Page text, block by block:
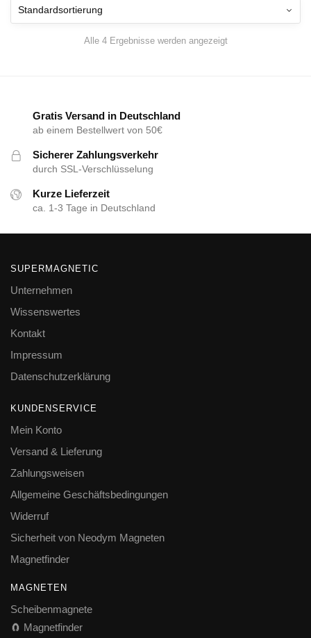
Alle 4 Ergebnisse werden angezeigt
Gratis Versand in Deutschland
ab einem Bestellwert von 50€
Sicherer Zahlungsverkehr
durch SSL-Verschlüsselung
Kurze Lieferzeit
ca. 1-3 Tage in Deutschland
SUPERMAGNETIC
Unternehmen
Wissenswertes
Kontakt
Impressum
Datenschutzerklärung
KUNDENSERVICE
Mein Konto
Versand & Lieferung
Zahlungsweisen
Allgemeine Geschäftsbedingungen
Widerruf
Sicherheit von Neodym Magneten
Magnetfinder
MAGNETEN
Scheibenmagnete
🧲 Magnetfinder